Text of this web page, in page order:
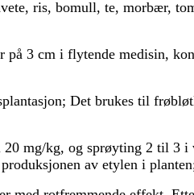
ris, bomull, te, morbær,
3 cm i flytende medisin,
Det brukes til
mg/kg, og sprøyting 2 til 3
av etylen i